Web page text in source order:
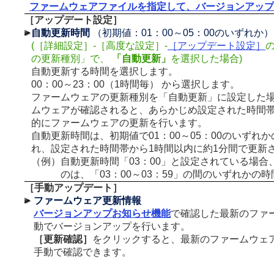
ファームウェアファイルを指定して、バージョンアップ
［アップデート設定］
自動更新時間
（初期値：01：00～05：00のいずれか）
(［詳細設定］-［高度な設定］- ［アップデート設定］
の更新種別」で、
「自動更新」 を選択した場合)
自動更新する時間を選択します。
00：00～23：00（1時間毎） から選択します。
ファームウェアの更新種別を「自動更新」に設定した
ムウェアが確認されると、あらかじめ設定された時間
的にファームウェアの更新を行います。
自動更新時間は、初期値で01：00～05：00のいずれ
れ、設定された時間帯から1時間以内に約1分間で更新
（例）
自動更新時間「03：00」と設定されている場合
のは、「03：00～03：59」の間のいずれかの
［手動アップデート］
ファームウェア更新情報
バージョンアップお知らせ機能で確認した最新のファ
動でバージョンアップを行います。
［更新確認］
をクリックすると、最新のファームウェ
手動で確認できます。